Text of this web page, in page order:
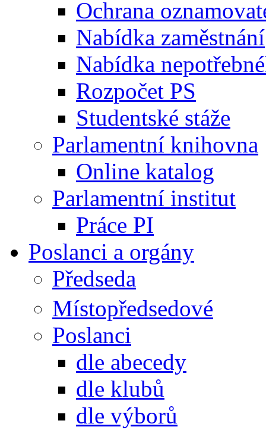
Ochrana
Nabídka zaměstnání
Nabídka
Rozpočet PS
Studentské stáže
Parlamentní knihovna
Online katalog
Parlamentní institut
Práce PI
Poslanci a orgány
Předseda
Místopředsedové
Poslanci
dle abecedy
dle klubů
dle výborů